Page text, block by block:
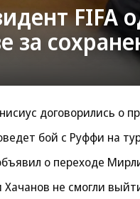
FIFA
за
договорились о
бой с Руффи на
о переходе
не смогли